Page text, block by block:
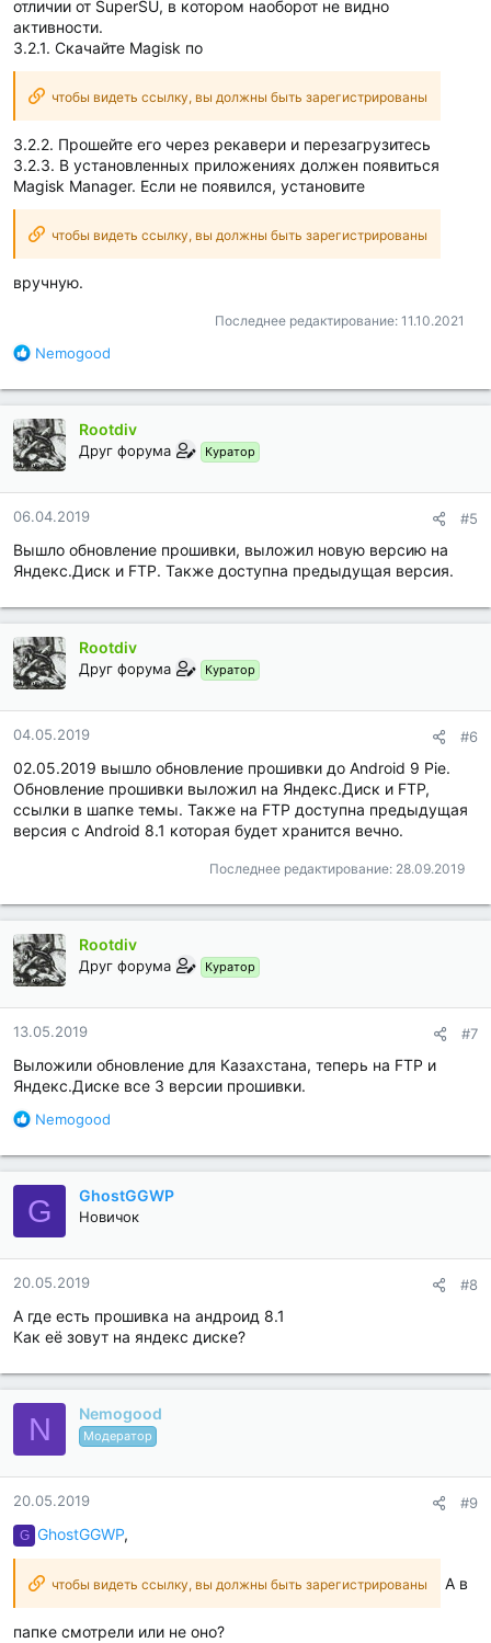
отличии от SuperSU, в котором наоборот не видно
активности.
3.2.1. Скачайте Magisk по
чтобы видеть ссылку, вы должны быть зарегистрированы
3.2.2. Прошейте его через рекавери и перезагрузитесь
3.2.3. В установленных приложениях должен появиться
Magisk Manager. Если не появился, установите
чтобы видеть ссылку, вы должны быть зарегистрированы
вручную.
Последнее редактирование: 11.10.2021
Б
а
г
о
д
а
р
н
с
т
:
Nemogood
Rootdiv
Друг форума Куратор
06.04.2019 #5
Вышло обновление прошивки, выложил новую версию на
Яндекс.Диск и FTP. Также доступна предыдущая версия.
Rootdiv
Друг форума Куратор
04.05.2019 #6
02.05.2019 вышло обновление прошивки до Android 9 Pie.
Обновление прошивки выложил на Яндекс.Диск и FTP,
ссылки в шапке темы. Также на FTP доступна предыдущая
версия с Android 8.1 которая будет хранится вечно.
Последнее редактирование: 28.09.2019
Rootdiv
Друг форума Куратор
13.05.2019 #7
Выложили обновление для Казахстана, теперь на FTP и
Яндекс.Диске все 3 версии прошивки.
Б
а
г
о
д
а
р
н
с
т
:
Nemogood
G GhostGGWP
Новичок
20.05.2019 #8
А где есть прошивка на андроид 8.1
Как её зовут на яндекс диске?
N Nemogood
Модератор
20.05.2019 #9
G GhostGGWP,
чтобы видеть ссылку, вы должны быть зарегистрированы А в
папке смотрели или не оно?